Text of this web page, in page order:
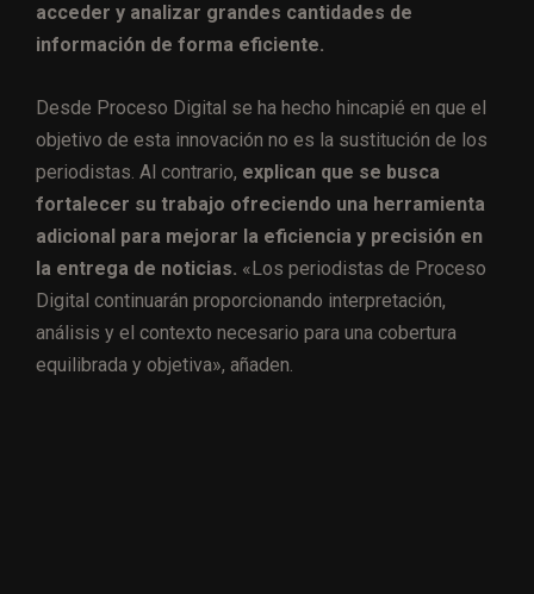
acceder y analizar grandes cantidades de
información de forma eficiente.
Desde Proceso Digital se ha hecho hincapié en que el
objetivo de esta innovación no es la sustitución de los
periodistas. Al contrario, explican que se busca
fortalecer su trabajo ofreciendo una herramienta
adicional para mejorar la eficiencia y precisión en
la entrega de noticias. «Los periodistas de Proceso
Digital continuarán proporcionando interpretación,
análisis y el contexto necesario para una cobertura
equilibrada y objetiva», añaden.